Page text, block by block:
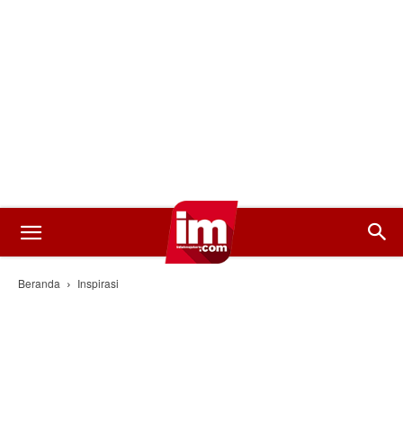
Beranda Inspirasi